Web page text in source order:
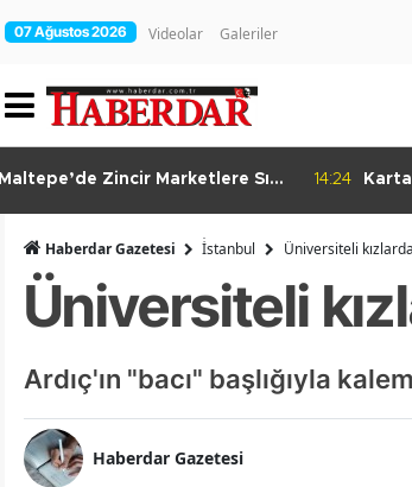
07 Ağustos 2026 Videolar Galeriler
Maltepe’de Zincir Marketlere Sıkı
14:24
Haberdar Gazetesi İ̇stanbul Üniversiteli
Üniversiteli
Ardıç'ın "bacı" başlığıyla
Haberdar Gazetesi